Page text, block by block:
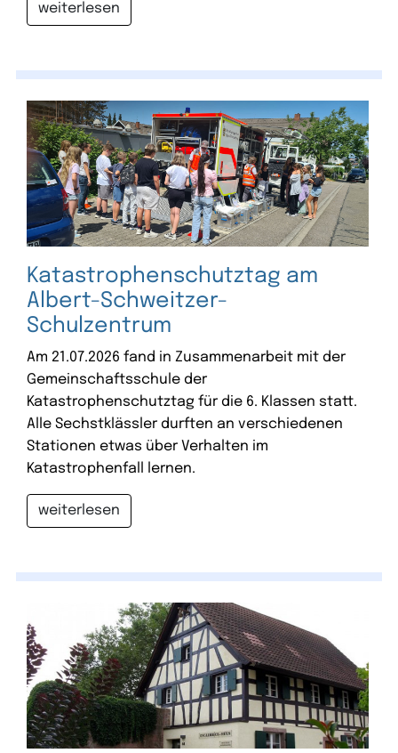
weiterlesen
Katastrophenschutztag am
Albert-Schweitzer-
Schulzentrum
Am 21.07.2026 fand in Zusammenarbeit mit der
Gemeinschaftsschule der
Katastrophenschutztag für die 6. Klassen statt.
Alle Sechstklässler durften an verschiedenen
Stationen etwas über Verhalten im
Katastrophenfall lernen.
weiterlesen